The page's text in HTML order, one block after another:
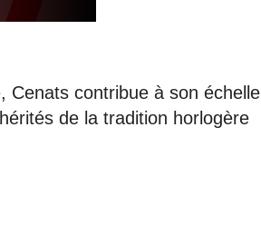
Cenats contribue à son échelle
de la tradition horlogère